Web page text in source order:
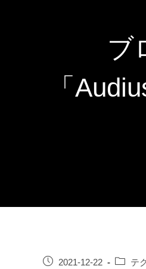
ブ
「
2021-12-22 テ